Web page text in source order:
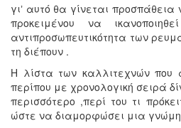
γιʼ αυτό θα γίνεται
προκειμένου να
αντιπροσωπευτικότητα των
τη διέπουν .
Η λίστα των καλλιτεχνών που
περίπου με χρονολογική σειρά
περισσότερο ,περί του τι
ώστε να διαμορφώσει μια γνώμη